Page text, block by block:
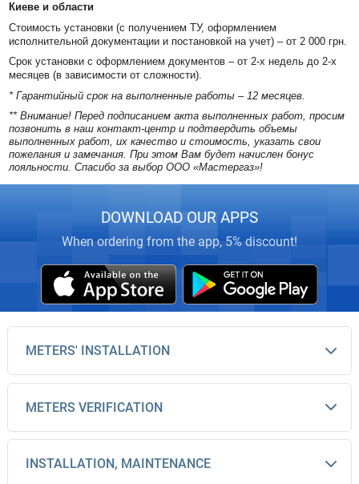
Киеве и области
Стоимость установки (с получением ТУ, оформлением
исполнительной документации и постановкой на учет) – от 2 000 грн.
Срок установки с оформлением документов – от 2-х недель до 2-х
месяцев (в зависимости от сложности).
* Гарантийный срок на выполненные работы – 12 месяцев.
** Внимание! Перед подписанием акта выполненных работ, просим
позвонить в наш контакт-центр и подтвердить объемы
выполненных работ, их качество и стоимость, указать свои
пожелания и замечания. При этом Вам будет начислен бонус
лояльности. Спасибо за выбор ООО «Мастергаз»!
DOWNLOAD OUR APPS
When ordering from the app, 5% discount!
METERS' INSTALLATION
METERS VERIFICATION
INSTALLATION, MAINTENANCE